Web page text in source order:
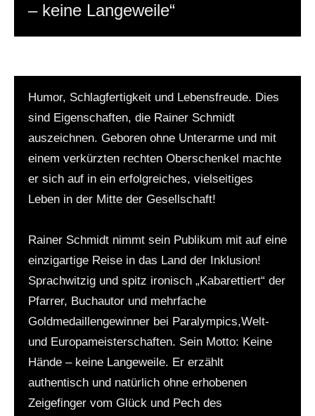
– keine Langeweile“
Humor, Schlagfertigkeit und Lebensfreude. Dies
sind Eigenschaften, die Rainer Schmidt
auszeichnen. Geboren ohne Unterarme und mit
einem verkürzten rechten Oberschenkel machte
er sich auf in ein erfolgreiches, vielseitiges
Leben in der Mitte der Gesellschaft!
Rainer Schmidt nimmt sein Publikum mit auf eine
einzigartige Reise in das Land der Inklusion!
Sprachwitzig und spitz ironisch „Kabarettiert“ der
Pfarrer, Buchautor und mehrfache
Goldmedaillengewinner bei Paralympics,Welt-
und Europameisterschaften. Sein Motto: Keine
Hände – keine Langeweile. Er erzählt
authentisch und natürlich ohne erhobenen
Zeigefinger vom Glück und Pech des